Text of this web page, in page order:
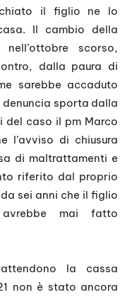
il figlio ne lo
Il cambio della
scorso,
dalla paura di
sarebbe accaduto
denuncia sporta dalla
del caso il pm Marco
l’avviso di chiusura
di maltrattamenti e
riferito dal proprio
sei anni che il figlio
mai fatto
la cassa
non è stato ancora